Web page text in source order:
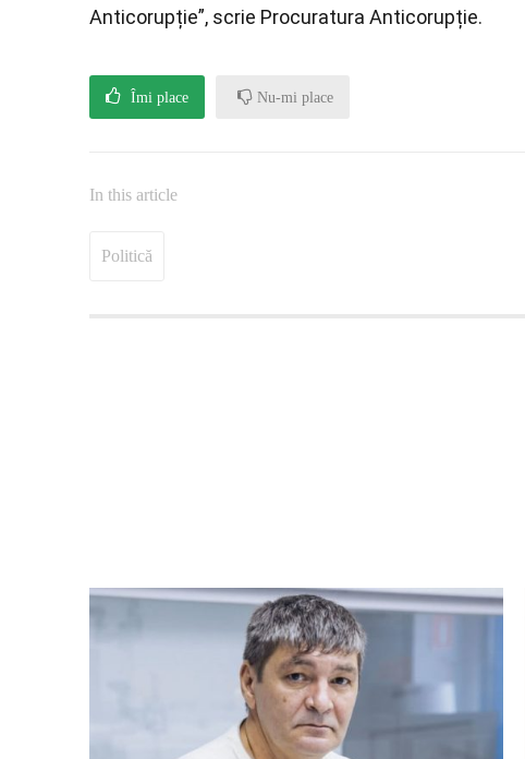
Anticorupție”, scrie Procuratura Anticorupție.
Îmi place Nu-mi place
In this article
Politică